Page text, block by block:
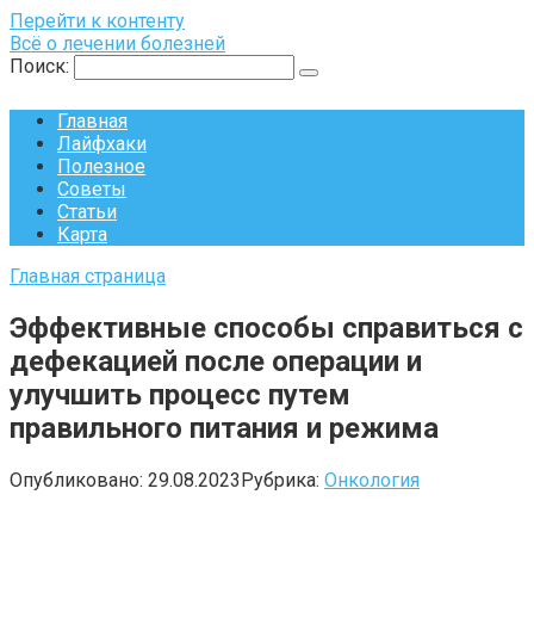
Перейти к контенту
Всё о лечении болезней
Поиск:
Главная
Лайфхаки
Полезное
Советы
Статьи
Карта
Главная страница
Эффективные способы справиться с
дефекацией после операции и
улучшить процесс путем
правильного питания и режима
Опубликовано: 29.08.2023Рубрика: Онкология